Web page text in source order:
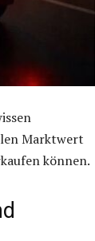
Marktwert
können.